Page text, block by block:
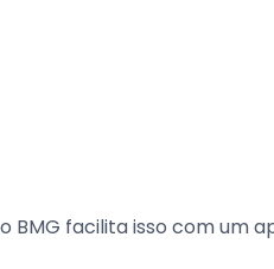
BMG facilita isso com um